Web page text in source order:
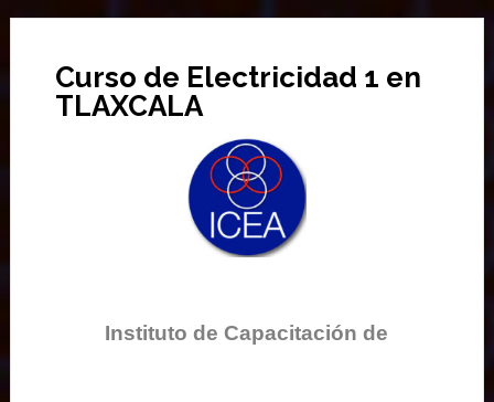
Curso de Electricidad 1 en
TLAXCALA
Instituto de Capacitación de